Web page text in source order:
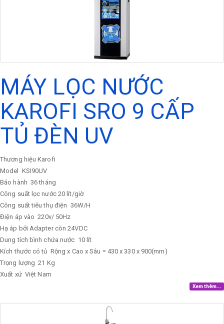
MÁY LỌC NƯỚC
KAROFI SRO 9 CẤP
TỦ ĐÈN UV
Thương hiệu Karofi
Model
KSI90UV
Bảo hành 36 tháng
Công suất lọc nước 20 lít/giờ
Công suất tiêu thụ điện 36W/H
Điện áp vào 220v/ 50Hz
Hạ áp bởi Adapter còn 24VDC
Dung tích bình chứa nước 10 lít
Kích thước có tủ Rộng x Cao x Sâu = 430 x 330 x 900(mm)
Trọng lượng 21 Kg
Xuất xứ Việt Nam
Xem thêm...